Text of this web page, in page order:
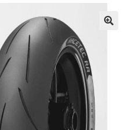
menu